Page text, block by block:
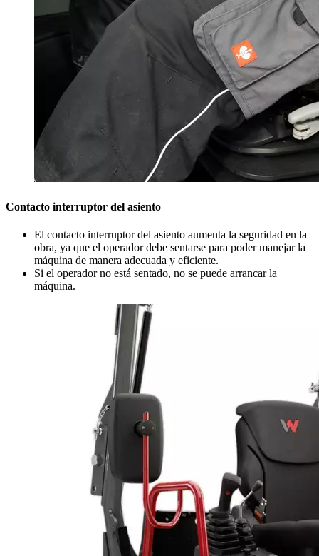
Contacto interruptor del asiento
El contacto interruptor del asiento aumenta la seguridad en la
obra, ya que el operador debe sentarse para poder manejar la
máquina de manera adecuada y eficiente.
Si el operador no está sentado, no se puede arrancar la
máquina.